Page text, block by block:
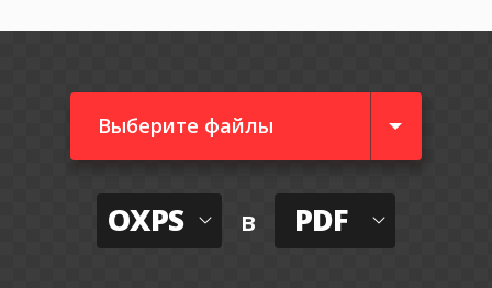
Выберите файлы
OXPS в PDF